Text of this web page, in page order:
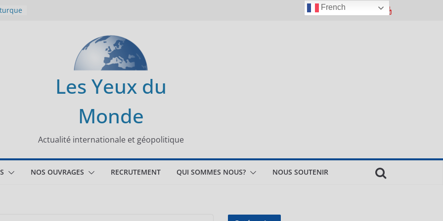
Les Yeux du
Monde
Actualité internationale et géopolitique
NOS OUVRAGES RECRUTEMENT QUI SOMMES NOUS? NOUS SOUTENIR
French